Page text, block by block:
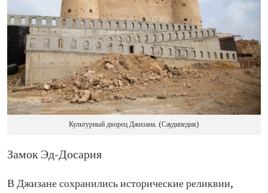
Культурный дворец Джизана. (Саудипедия)
Замок Эд-Досария
В Джизане сохранились исторические реликвии,